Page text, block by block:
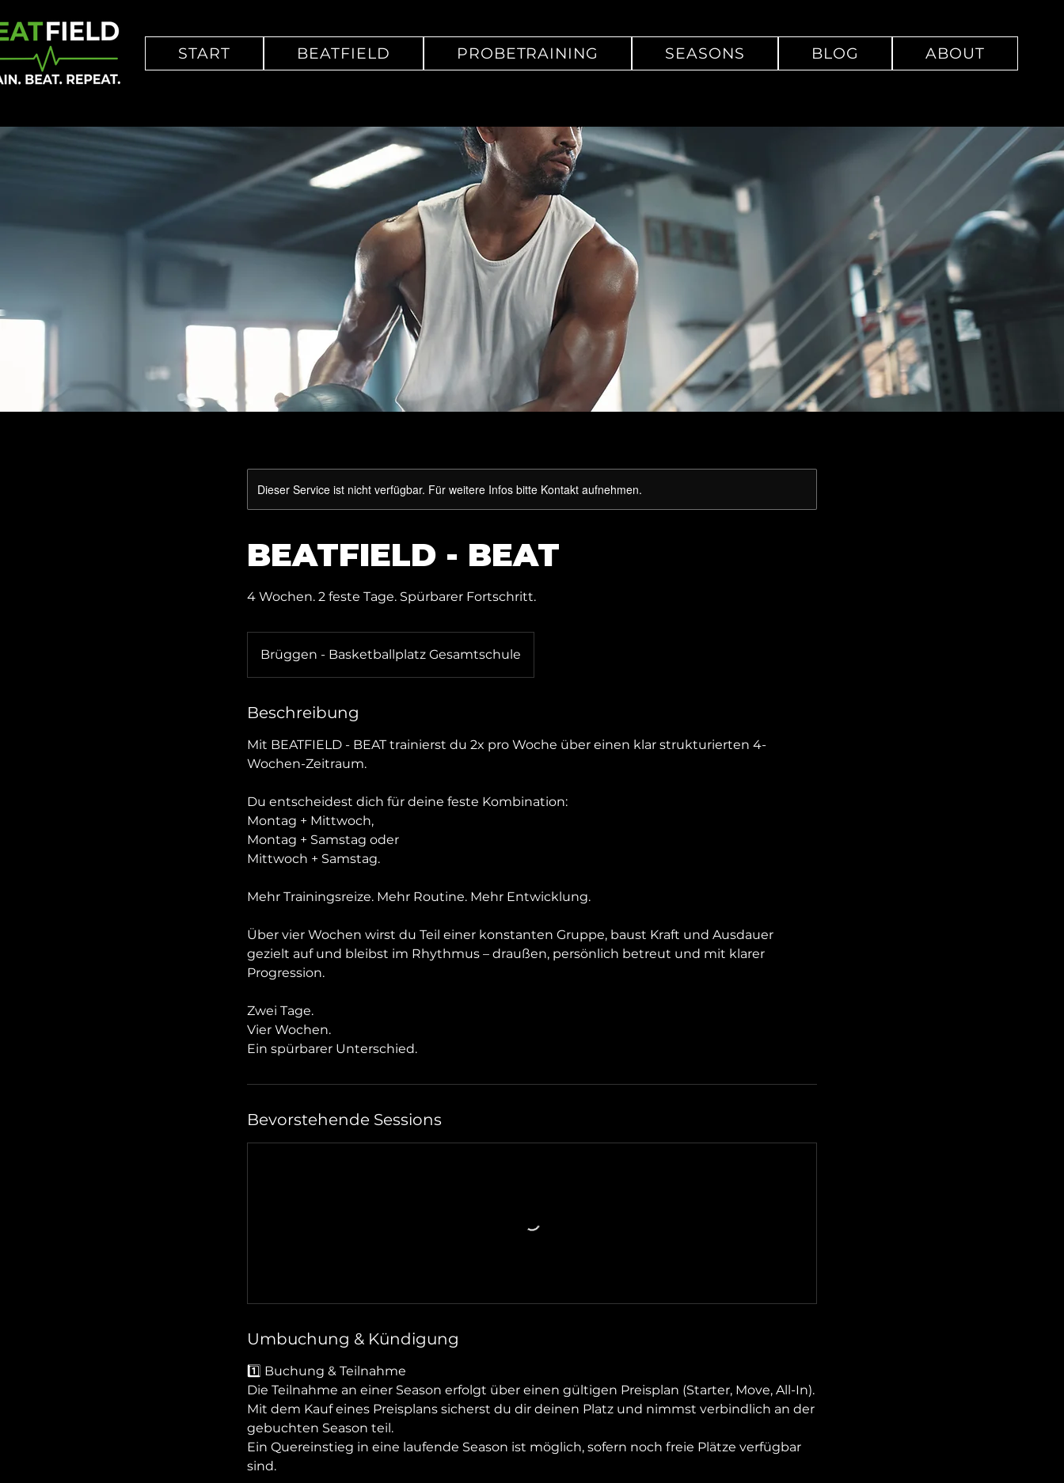
START BEATFIELD PROBETRAINING SEASONS BLOG ABOUT
Dieser Service ist nicht verfügbar. Für weitere Infos bitte Kontakt aufnehmen.
BEATFIELD - BEAT
4 Wochen. 2 feste Tage. Spürbarer Fortschritt.
Brüggen - Basketballplatz Gesamtschule
Beschreibung
Mit BEATFIELD - BEAT trainierst du 2x pro Woche über einen klar strukturierten 4-
Wochen-Zeitraum.
Du entscheidest dich für deine feste Kombination:
Montag + Mittwoch,
Montag + Samstag oder
Mittwoch + Samstag.
Mehr Trainingsreize. Mehr Routine. Mehr Entwicklung.
Über vier Wochen wirst du Teil einer konstanten Gruppe, baust Kraft und Ausdauer
gezielt auf und bleibst im Rhythmus – draußen, persönlich betreut und mit klarer
Progression.
Zwei Tage.
Vier Wochen.
Ein spürbarer Unterschied.
Bevorstehende Sessions
Umbuchung & Kündigung
1️⃣ Buchung & Teilnahme
Die Teilnahme an einer Season erfolgt über einen gültigen Preisplan (Starter, Move, All-In).
Mit dem Kauf eines Preisplans sicherst du dir deinen Platz und nimmst verbindlich an der
gebuchten Season teil.
Ein Quereinstieg in eine laufende Season ist möglich, sofern noch freie Plätze verfügbar
sind.